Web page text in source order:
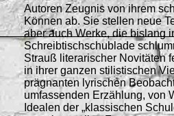
Autoren Zeugnis von ihrem
Können ab. Sie stellen neue
aber auch Werke, die bislang
Schreibtischschublade
Strauß literarischer Novitäten
in ihrer ganzen stilistischen
prägnanten lyrischen
umfassenden Erzählung, von
Idealen der „klassischen